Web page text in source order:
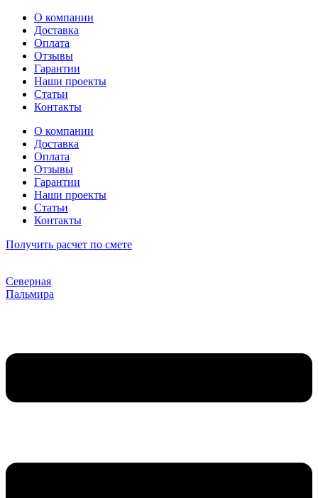
Перейти
содержимому
О компании
Доставка
Оплата
Отзывы
Гарантии
Наши проекты
Статьи
Контакты
О компании
Доставка
Оплата
Отзывы
Гарантии
Наши проекты
Статьи
Контакты
Получить расчет по смете
Северная
Пальмира